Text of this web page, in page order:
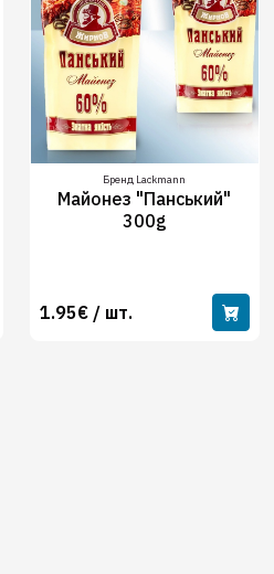
Бренд Lackmann
Майонез "Панський"
300g
1.95€ / шт.